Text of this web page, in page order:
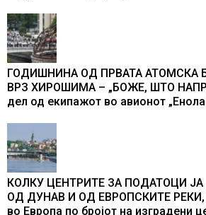
ГОДИШНИНА ОД ПРВАТА АТОМСКА
ВРЗ ХИРОШИМА – „БОЖЕ, ШТО
дел од екипажот во авионот „Енола
промени текот на историјата
КОЛКУ ЦЕНТРИТЕ ЗА ПОДАТОЦИ ЈА
ОД ДУНАВ И ОД ЕВРОПСКИТЕ РЕКИ,
во Европа по бројот на изградени